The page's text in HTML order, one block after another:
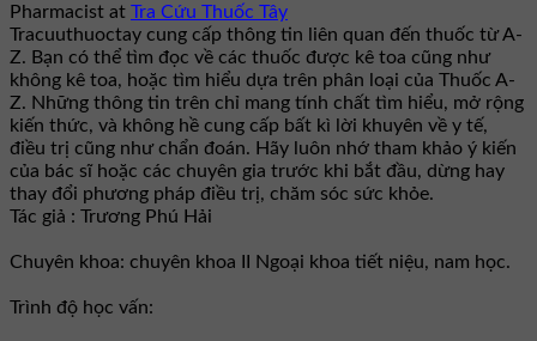
Pharmacist at Tra Cứu Thuốc Tây
Tracuuthuoctay cung cấp thông tin liên quan đến thuốc từ A-
Z. Bạn có thể tìm đọc về các thuốc được kê toa cũng như
không kê toa, hoặc tìm hiểu dựa trên phân loại của Thuốc A-
Z. Những thông tin trên chỉ mang tính chất tìm hiểu, mở rộng
kiến thức, và không hề cung cấp bất kì lời khuyên về y tế,
điều trị cũng như chẩn đoán. Hãy luôn nhớ tham khảo ý kiến
của bác sĩ hoặc các chuyên gia trước khi bắt đầu, dừng hay
thay đổi phương pháp điều trị, chăm sóc sức khỏe.
Tác giả : Trương Phú Hải
Chuyên khoa: chuyên khoa II Ngoại khoa tiết niệu, nam học.
Trình độ học vấn: